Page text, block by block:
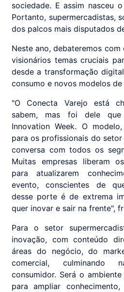
sociedade. E assim nasceu
Portanto, supermercadistas,
dos palcos mais disputados
Neste ano, debateremos com
visionários temas cruciais
desde a transformação
consumo e novos modelos
"O Conecta Varejo está
sabem, mas foi dele
Innovation Week. O
para os profissionais do
conversa com todos os
Muitas empresas liberam
para atualizarem
evento, conscientes de
desse porte é de extrema
quer inovar e sair na frente",
Para o setor
inovação, com conteúdo
áreas do negócio, do
comercial, culminando
consumidor. Será o
para ampliar